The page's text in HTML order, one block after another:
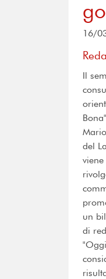
16/
Il
del
un
di